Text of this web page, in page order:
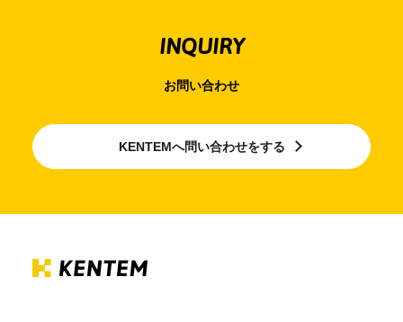
INQUIRY
お問い合わせ
KENTEMへ問い合わせをする